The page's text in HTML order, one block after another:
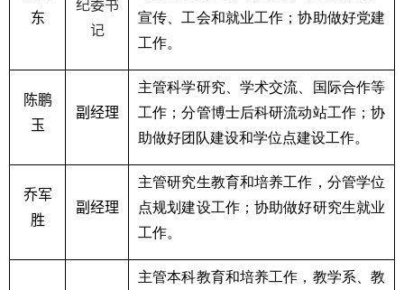
东
纪委书
记
宣传、工会和就业工作；协助做好党建
工作。
陈鹏
玉
副经理
主管科学研究、学术交流、国际合作等
工作；分管博士后科研流动站工作；协
助做好团队建设和学位点建设工作。
乔军
胜
副经理
主管研究生教育和培养工作，分管学位
点规划建设工作；协助做好研究生就业
工作。
主管本科教育和培养工作，教学系、教